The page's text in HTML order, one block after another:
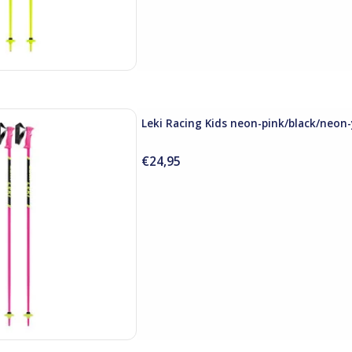
WINKELWAGEN
Leki Racing Kids neon-pink/black/
€24,95